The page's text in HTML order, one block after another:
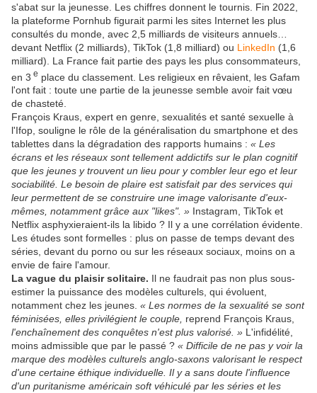
s'abat sur la jeunesse. Les chiffres donnent le tournis. Fin 2022,
la plateforme Pornhub figurait parmi les sites Internet les plus
consultés du monde, avec 2,5 milliards de visiteurs annuels…
devant Netflix (2 milliards), TikTok (1,8 milliard) ou LinkedIn (1,6
milliard). La France fait partie des pays les plus consommateurs,
en 3 e place du classement. Les religieux en rêvaient, les Gafam
l'ont fait : toute une partie de la jeunesse semble avoir fait vœu
de chasteté.
François Kraus, expert en genre, sexualités et santé sexuelle à
l'Ifop, souligne le rôle de la généralisation du smartphone et des
tablettes dans la dégradation des rapports humains : « Les
écrans et les réseaux sont tellement addictifs sur le plan cognitif
que les jeunes y trouvent un lieu pour y combler leur ego et leur
sociabilité. Le besoin de plaire est satisfait par des services qui
leur permettent de se construire une image valorisante d'eux-
mêmes, notamment grâce aux "likes". » Instagram, TikTok et
Netflix asphyxieraient-ils la libido ? Il y a une corrélation évidente.
Les études sont formelles : plus on passe de temps devant des
séries, devant du porno ou sur les réseaux sociaux, moins on a
envie de faire l'amour.
La vague du plaisir solitaire. Il ne faudrait pas non plus sous-
estimer la puissance des modèles culturels, qui évoluent,
notamment chez les jeunes. « Les normes de la sexualité se sont
féminisées, elles privilégient le couple, reprend François Kraus,
l'enchaînement des conquêtes n'est plus valorisé. » L'infidélité,
moins admissible que par le passé ? « Difficile de ne pas y voir la
marque des modèles culturels anglo-saxons valorisant le respect
d'une certaine éthique individuelle. Il y a sans doute l'influence
d'un puritanisme américain soft véhiculé par les séries et les